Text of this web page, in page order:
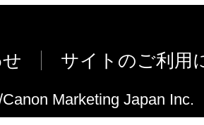
サイトのご利用
Marketing Japan Inc.